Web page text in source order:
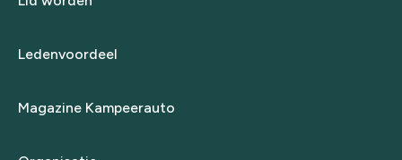
Ledenvoordeel
Magazine Kampeerauto